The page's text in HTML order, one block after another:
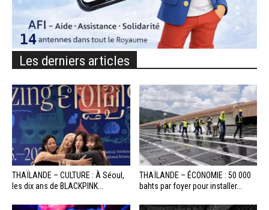
Les derniers articles
THAÏLANDE – CULTURE : À Séoul,
les dix ans de BLACKPINK...
THAÏLANDE – ÉCONOMIE : 50 000
bahts par foyer pour installer...